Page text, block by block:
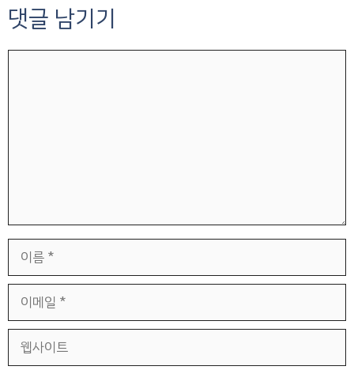
댓글 남기기
일